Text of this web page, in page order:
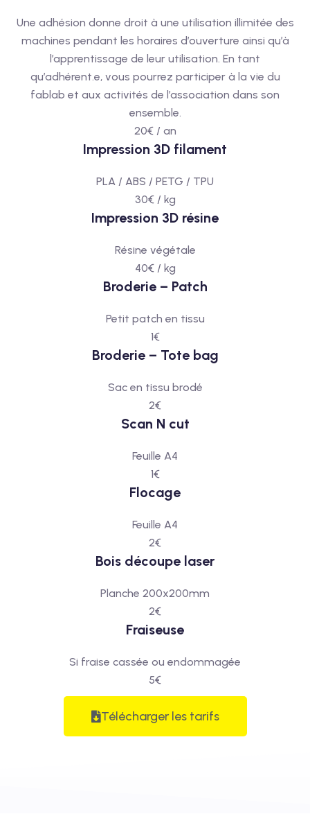
Une adhésion donne droit à une utilisation illimitée des
machines pendant les horaires d’ouverture ainsi qu’à
l’apprentissage de leur utilisation. En tant
qu’adhérent.e, vous pourrez participer à la vie du
fablab et aux activités de l’association dans son
ensemble.
20€ / an
Impression 3D filament
PLA / ABS / PETG / TPU
30€ / kg
Impression 3D résine
Résine végétale
40€ / kg
Broderie – Patch
Petit patch en tissu
1€
Broderie – Tote bag
Sac en tissu brodé
2€
Scan N cut
Feuille A4
1€
Flocage
Feuille A4
2€
Bois découpe laser
Planche 200x200mm
2€
Fraiseuse
Si fraise cassée ou endommagée
5€
Télécharger les tarifs